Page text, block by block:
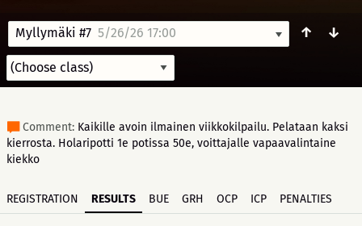
Myllymäki #7 5/26/26 17:00 ↑ ↓
Comment: Kaikille avoin ilmainen viikkokilpailu. Pelataan kaksi
kierrosta. Holaripotti 1e potissa 50e, voittajalle vapaavalintaine
kiekko
REGISTRATION RESULTS BUE GRH OCP ICP PENALTIES